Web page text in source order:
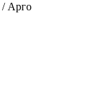
/ Арго